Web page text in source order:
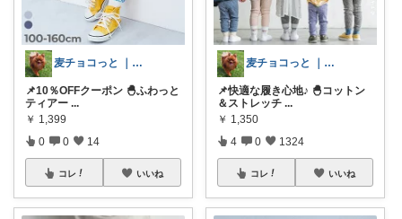
麦チョコっと ｜ キッズ＆ベビー 夏
📌10％OFFクーポン 🐣ふわっと
ティアー ...
￥ 1,399
0 0 14
コレ いいね
麦チョコっと ｜ キッズ＆ベビー 夏
📌快適な履き心地♪ 🐣コットン
＆ストレッチ ...
￥ 1,350
4 0 1324
コレ いいね